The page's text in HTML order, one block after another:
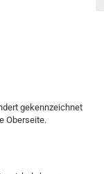
gekennzeichnet
Oberseite.